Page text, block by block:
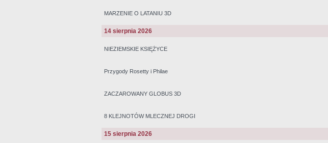
MARZENIE O LATANIU 3D
14 sierpnia 2026
NIEZIEMSKIE KSIĘŻYCE
Przygody Rosetty i Philae
ZACZAROWANY GLOBUS 3D
8 KLEJNOTÓW MLECZNEJ DROGI
15 sierpnia 2026